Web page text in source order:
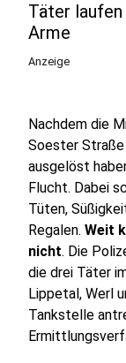
Täter
Arme
Anzeige
Nachdem die
Soester Straße
ausgelöst
Flucht. Dabei
Tüten,
Regalen. Weit
nicht. Die
die drei Täter
Lippetal, Werl
Tankstelle